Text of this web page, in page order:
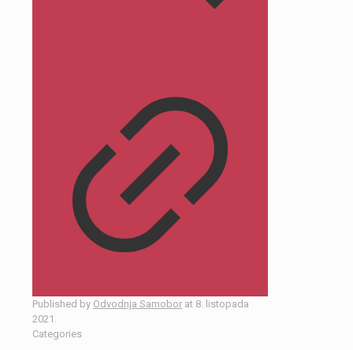
Published by Odvodnja Samobor at 8. listopada
2021.
Categories